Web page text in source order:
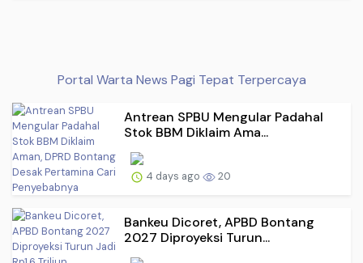
Portal Warta News Pagi Tepat Terpercaya
Antrean SPBU Mengular Padahal
Stok BBM Diklaim Ama...
4 days ago 20
Bankeu Dicoret, APBD Bontang
2027 Diproyeksi Turun...